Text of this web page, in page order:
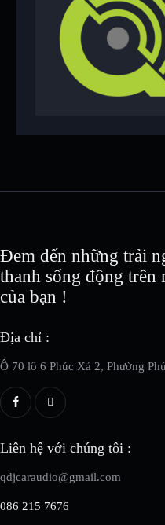
Đem đến những trải
thanh sống động trên
của bạn !
Địa chỉ :
Ô 70 lô 6 Phúc Xá 2, Phường
Liên hệ với chúng tôi :
qdjcaraudio@gmail.com
086 215 7676